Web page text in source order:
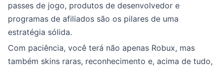
passes de jogo, produtos de desenvolvedor e
programas de afiliados são os pilares de uma
estratégia sólida.
Com paciência, você terá não apenas Robux, mas
também skins raras, reconhecimento e, acima de tudo,